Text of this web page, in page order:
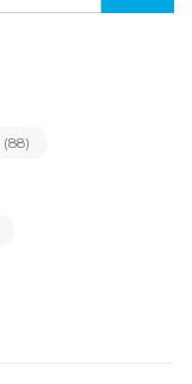
(88)